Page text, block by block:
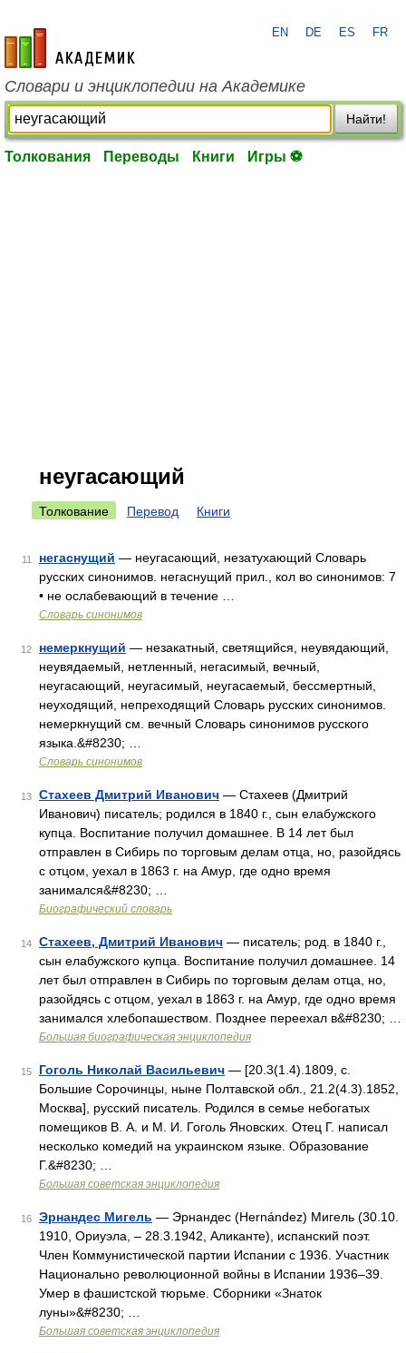
academic.ru
EN DE ES FR
Словари и энциклопедии на Академике
Найти!
Толкования Переводы Книги Игры ⚽
неугасающий
Толкование Перевод Книги
11 негаснущий — неугасающий, незатухающий Словарь
русских синонимов. негаснущий прил., кол во синонимов: 7
• не ослабевающий в течение …
Словарь синонимов
12 немеркнущий — незакатный, светящийся, неувядающий,
неувядаемый, нетленный, негасимый, вечный,
неугасающий, неугасимый, неугасаемый, бессмертный,
неуходящий, непреходящий Словарь русских синонимов.
немеркнущий см. вечный Словарь синонимов русского
языка.&#8230; …
Словарь синонимов
13 Стахеев Дмитрий Иванович — Стахеев (Дмитрий
Иванович) писатель; родился в 1840 г., сын елабужского
купца. Воспитание получил домашнее. В 14 лет был
отправлен в Сибирь по торговым делам отца, но, разойдясь
с отцом, уехал в 1863 г. на Амур, где одно время
занимался&#8230; …
Биографический словарь
14 Стахеев, Дмитрий Иванович — писатель; род. в 1840 г.,
сын елабужского купца. Воспитание получил домашнее. 14
лет был отправлен в Сибирь по торговым делам отца, но,
разойдясь с отцом, уехал в 1863 г. на Амур, где одно время
занимался хлебопашеством. Позднее переехал в&#8230; …
Большая биографическая энциклопедия
15 Гоголь Николай Васильевич — [20.3(1.4).1809, с.
Большие Сорочинцы, ныне Полтавской обл., 21.2(4.3).1852,
Москва], русский писатель. Родился в семье небогатых
помещиков В. А. и М. И. Гоголь Яновских. Отец Г. написал
несколько комедий на украинском языке. Образование
Г.&#8230; …
Большая советская энциклопедия
16 Эрнандес Мигель — Эрнандес (Hernández) Мигель (30.10.
1910, Ориуэла, ‒ 28.3.1942, Аликанте), испанский поэт.
Член Коммунистической партии Испании с 1936. Участник
Национально революционной войны в Испании 1936‒39.
Умер в фашистской тюрьме. Сборники «Знаток
луны»&#8230; …
Большая советская энциклопедия